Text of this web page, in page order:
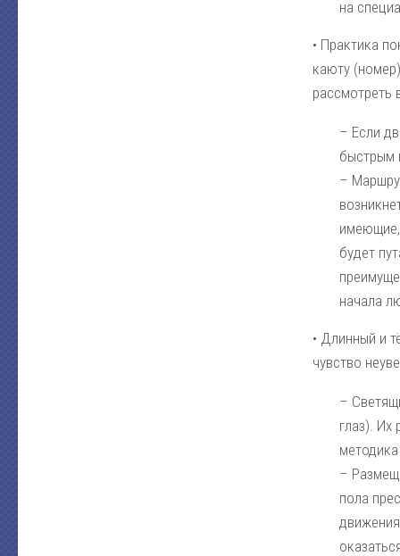
на
• Практика
каюту
рассмотреть
– Если
быстрым
–
имеющие,
будет
начала
• Длинный и
чувство
–
глаз).
–
пола